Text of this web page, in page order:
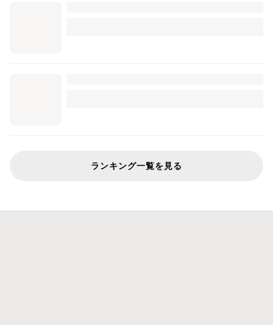
ランキング一覧を見る